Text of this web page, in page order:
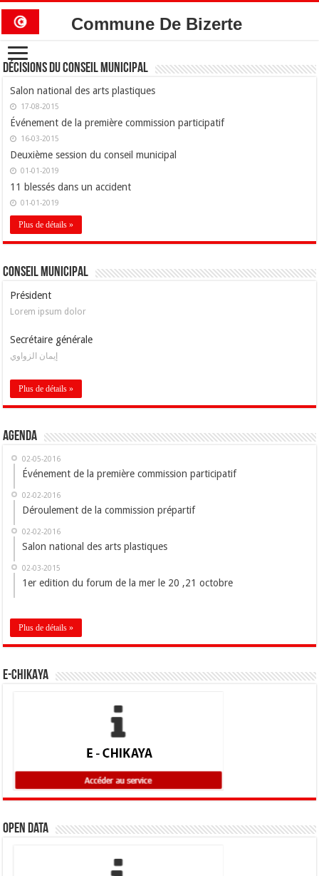
Commune De Bizerte
Décisions du conseil municipal
Salon national des arts plastiques
17-08-2015
Événement de la première commission participatif
16-03-2015
Deuxième session du conseil municipal
01-01-2019
11 blessés dans un accident
01-01-2019
Plus de détails »
Conseil Municipal
Président
Lorem ipsum dolor
Secrétaire générale
إيمان الزواوي
Plus de détails »
Agenda
02-05-2016
Événement de la première commission participatif
02-02-2016
Déroulement de la commission prépartif
02-02-2016
Salon national des arts plastiques
02-03-2015
1er edition du forum de la mer le 20 ,21 octobre
Plus de détails »
E-CHIKAYA
Open Data